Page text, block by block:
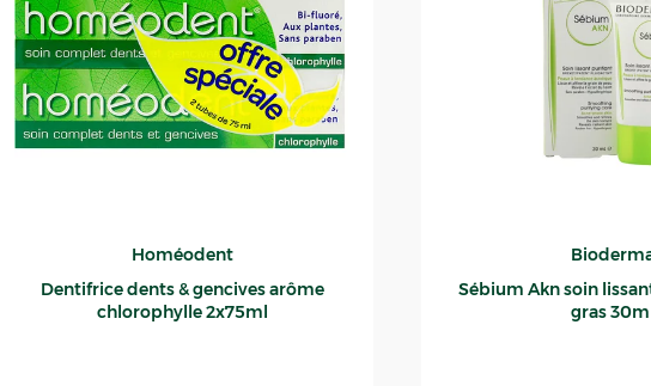
Homéodent
Dentifrice dents & gencives arôme
chlorophylle 2x75ml
Sébium Akn soin lissant
gras